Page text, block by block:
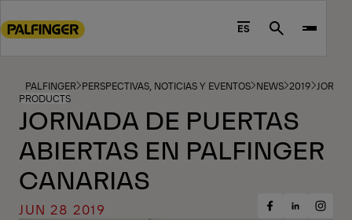
to
footer
content
ES Search
PALFINGER PERSPECTIVAS, NOTICIAS Y EVENTOS NEWS 2019
PRODUCTS
JORNADA DE PUERTAS
ABIERTAS EN PALFINGER
CANARIAS
JUN 28 2019
ShareShareShare